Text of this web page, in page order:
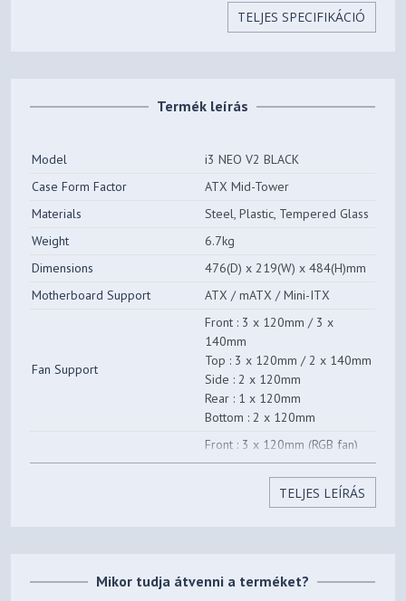
Beépített ventilátorok 4 db
ventilátorok(12CM) száma
11 db
magassága
160 mm
hossza
400 mm
TELJES SPECIFIKÁCIÓ
Termék leírás
Model
i3 NEO V2 BLACK
Case Form Factor
ATX Mid-Tower
Materials
Steel, Plastic, Tempered Glass
Weight
6.7kg
Dimensions
476(D) x 219(W) x 484(H)mm
Motherboard Support
ATX / mATX / Mini-ITX
Fan Support
Front : 3 x 120mm / 3 x
140mm
Top : 3 x 120mm / 2 x 140mm
Side : 2 x 120mm
Rear : 1 x 120mm
Bottom : 2 x 120mm
Front : 3 x 120mm (RGB fan)
Rear : 1 x 120mm (RGB fan)
Front : 120mm / 140mm /
240mm / 280mm / 360mm
TELJES LEÍRÁS
Mikor tudja átvenni a terméket?